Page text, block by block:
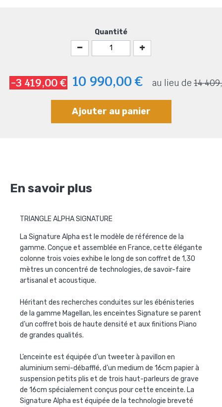
Quantité
-3 419,00 € 10 990,00 € au lieu de 14
Ajouter au panier
En savoir plus
TRIANGLE ALPHA SIGNATURE
La Signature Alpha est le modèle de référence de la
gamme. Conçue et assemblée en France, cette élégante
colonne trois voies exhibe le long de son coffret de 1,30
mètres un concentré de technologies, de savoir-faire
artisanal et acoustique.
Héritant des recherches conduites sur les ébénisteries
de la gamme Magellan, les enceintes Signature se parent
d’un coffret bois de haute densité et aux finitions Piano
de grandes qualités.
L’enceinte est équipée d’un tweeter à pavillon en
aluminium semi-débafflé, d’un medium de 16cm papier à
suspension petits plis et de trois haut-parleurs de grave
de 16cm spécialement conçus pour cette enceinte. La
Signature Alpha est équipée de la technologie breveté